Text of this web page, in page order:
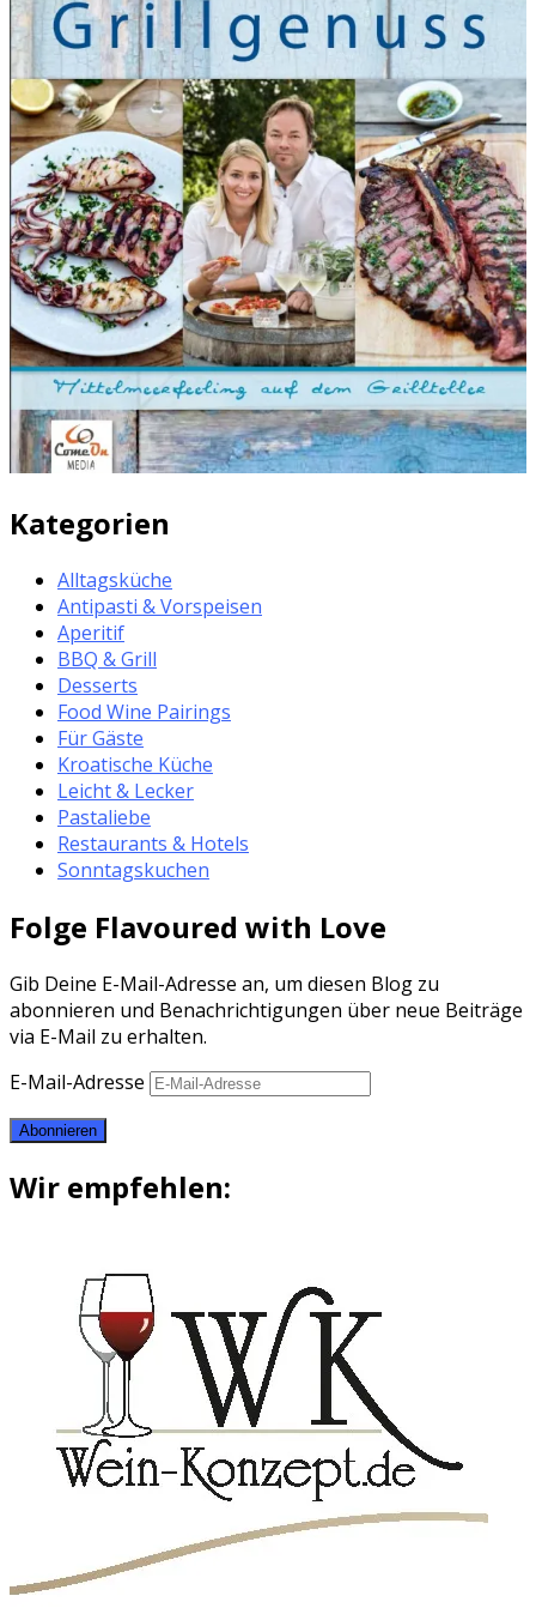
Kategorien
Alltagsküche
Antipasti & Vorspeisen
Aperitif
BBQ & Grill
Desserts
Food Wine Pairings
Für Gäste
Kroatische Küche
Leicht & Lecker
Pastaliebe
Restaurants & Hotels
Sonntagskuchen
Folge Flavoured with Love
Gib Deine E-Mail-Adresse an, um diesen Blog zu
abonnieren und Benachrichtigungen über neue Beiträge
via E-Mail zu erhalten.
E-Mail-Adresse
Abonnieren
Wir empfehlen: